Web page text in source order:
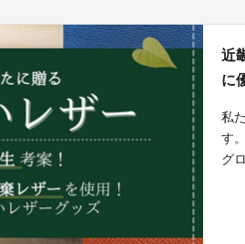
近
に
私
す
グ
い